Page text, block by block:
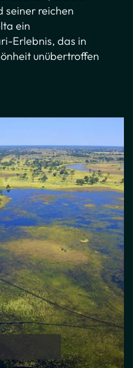
seiner reichen
ein
Erlebnis, das in
unübertroffen